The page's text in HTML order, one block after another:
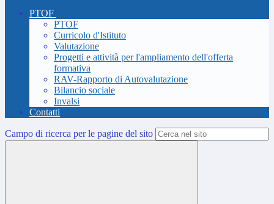
PTOF
PTOF
Curricolo d'Istituto
Valutazione
Progetti e attività per l'ampliamento dell'offerta
formativa
RAV-Rapporto di Autovalutazione
Bilancio sociale
Invalsi
Contatti
Campo di ricerca per le pagine del sito